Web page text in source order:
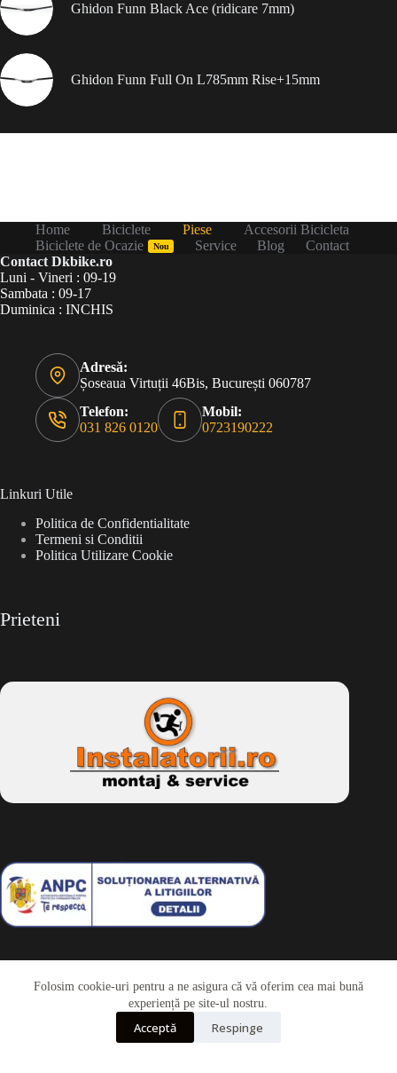
Folosim cookie-uri pentru a ne asigura că vă oferim cea mai bună
experiență pe site-ul nostru.
Acceptă Respinge
Ghidon Funn Black Ace (ridicare 7mm)
Ghidon Funn Full On L785mm Rise+15mm
Home Biciclete Piese
Accesorii Bicicleta
Biciclete de Ocazie
Nou Service Blog
Contact
Contact Dkbike.ro
Luni - Vineri : 09-19
Sambata : 09-17
Duminica : INCHIS
Adresă:
Șoseaua Virtuții 46Bis, București 060787
Telefon:
031 826 0120
Mobil:
0723190222
Linkuri Utile
Politica de Confidentialitate
Termeni si Conditii
Politica Utilizare Cookie
Prieteni
Drepturi de autor © 2026 - Dkbike.ropowered by